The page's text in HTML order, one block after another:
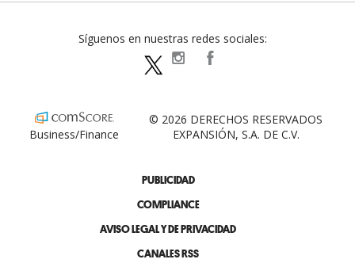
PUBLICIDAD
COMPLIANCE
AVISO LEGAL Y DE PRIVACIDAD
CANALES RSS
Síguenos en nuestras redes sociales:
expansionpolitica
Business/Finance
© 2026 DERECHOS RESERVADOS
EXPANSIÓN, S.A. DE C.V.